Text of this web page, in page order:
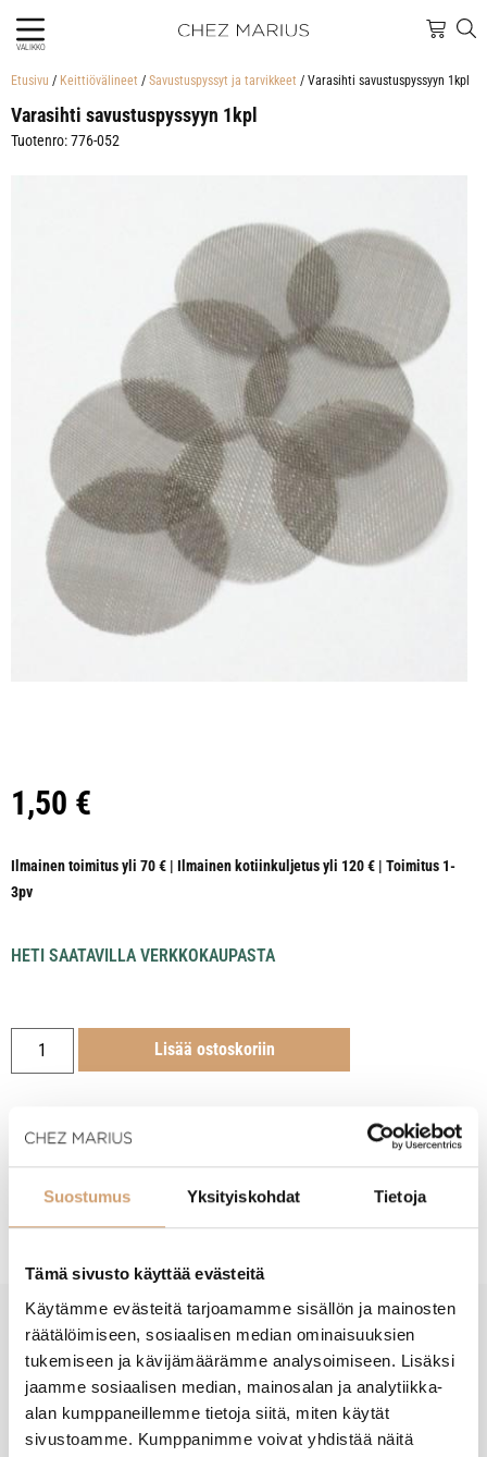
Suostumus Yksityiskohdat Tietoja
Tämä sivusto käyttää evästeitä
Käytämme evästeitä tarjoamamme sisällön ja mainosten
räätälöimiseen, sosiaalisen median ominaisuuksien
tukemiseen ja kävijämäärämme analysoimiseen. Lisäksi
jaamme sosiaalisen median, mainosalan ja analytiikka-
alan kumppaneillemme tietoja siitä, miten käytät
sivustoamme. Kumppanimme voivat yhdistää näitä
VALIKKO
Etusivu / Keittiövälineet / Savustuspyssyt ja tarvikkeet / Varasihti savustuspyssyyn 1kpl
Varasihti savustuspyssyyn 1kpl
Tuotenro: 776-052
1,50 €
Ilmainen toimitus yli 70 € | Ilmainen kotiinkuljetus yli 120 € | Toimitus 1-
3pv
HETI SAATAVILLA VERKKOKAUPASTA
Lisää ostoskoriin
Tuotekuvaus
- Tuotteesta ei ole vielä arvosteluja -
New content loaded